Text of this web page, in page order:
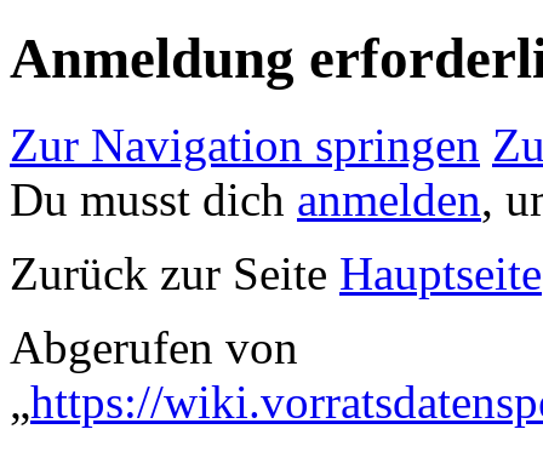
Anmeldung
Zur Navigation springen
Du musst dich anmelden,
Zurück zur Seite Hauptseite
Abgerufen von
„https://